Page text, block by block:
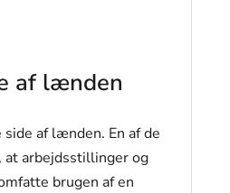
af lænden
af lænden. En af de
at arbejdsstillinger og
brugen af en